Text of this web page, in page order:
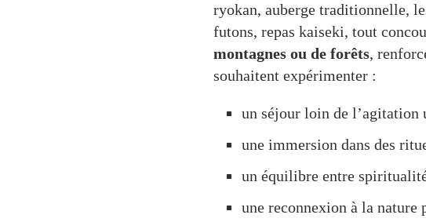
ryokan, auberge traditionnelle,
futons, repas kaiseki, tout
montagnes ou de forêts,
souhaitent expérimenter :
un séjour loin de l’agitation
une immersion dans des
un équilibre entre
une reconnexion à la nature